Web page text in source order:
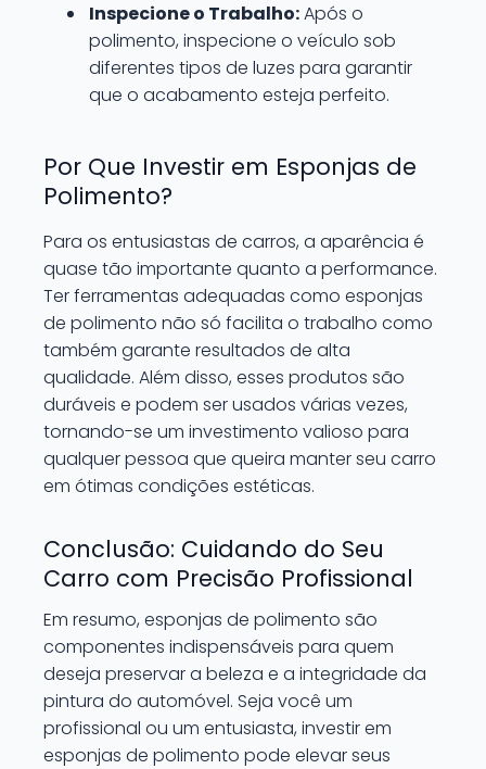
Inspecione o Trabalho:Após o
polimento, inspecione o veículo sob
diferentes tipos de luzes para garantir
que o acabamento esteja perfeito.
Por Que Investir em Esponjas de
Polimento?
Para os entusiastas de carros, a aparência é
quase tão importante quanto a performance.
Ter ferramentas adequadas como esponjas
de polimento não só facilita o trabalho como
também garante resultados de alta
qualidade. Além disso, esses produtos são
duráveis e podem ser usados várias vezes,
tornando-se um investimento valioso para
qualquer pessoa que queira manter seu carro
em ótimas condições estéticas.
Conclusão: Cuidando do Seu
Carro com Precisão Profissional
Em resumo, esponjas de polimento são
componentes indispensáveis para quem
deseja preservar a beleza e a integridade da
pintura do automóvel. Seja você um
profissional ou um entusiasta, investir em
esponjas de polimento pode elevar seus